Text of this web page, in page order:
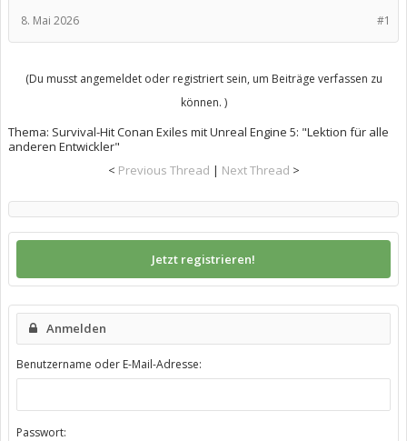
#1
8. Mai 2026
(Du musst angemeldet oder registriert sein, um Beiträge verfassen zu
können. )
Thema: Survival-Hit Conan Exiles mit Unreal Engine 5: "Lektion für alle
anderen Entwickler"
< Previous Thread | Next Thread >
Jetzt registrieren!
Anmelden
Benutzername oder E-Mail-Adresse:
Passwort: